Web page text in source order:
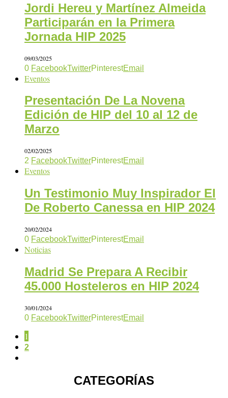
Jordi Hereu y Martínez Almeida
Participarán en la Primera
Jornada HIP 2025
09/03/2025
0 FacebookTwitterPinterestEmail
Eventos
Presentación De La Novena
Edición de HIP del 10 al 12 de
Marzo
02/02/2025
2 FacebookTwitterPinterestEmail
Eventos
Un Testimonio Muy Inspirador El
De Roberto Canessa en HIP 2024
20/02/2024
0 FacebookTwitterPinterestEmail
Noticias
Madrid Se Prepara A Recibir
45.000 Hosteleros en HIP 2024
30/01/2024
0 FacebookTwitterPinterestEmail
1
2
CATEGORÍAS